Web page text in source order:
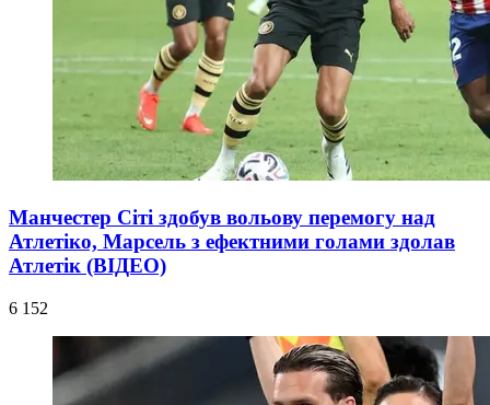
Манчестер Сіті здобув вольову перемогу над
Атлетіко, Марсель з ефектними голами здолав
Атлетік (ВІДЕО)
6 152